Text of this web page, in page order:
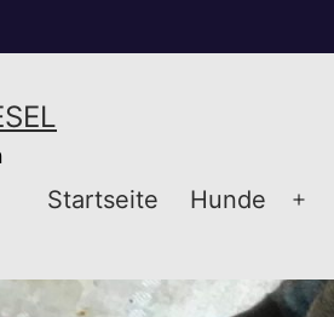
Startseite Hunde